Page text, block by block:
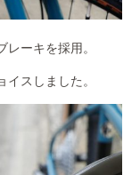
ーキを採用。
スしました。